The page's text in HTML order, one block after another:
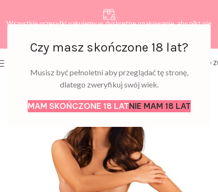
Czy masz skończone 18 lat?
Musisz być pełnoletni aby przeglądać tę stronę,
dlatego zweryfikuj swój wiek.
MAM SKOŃCZONE 18 LATNIE MAM 18 LAT
Wszystkie przesyłki pakujemy w dyskretne opakowanie, aby nikt nie
0,00